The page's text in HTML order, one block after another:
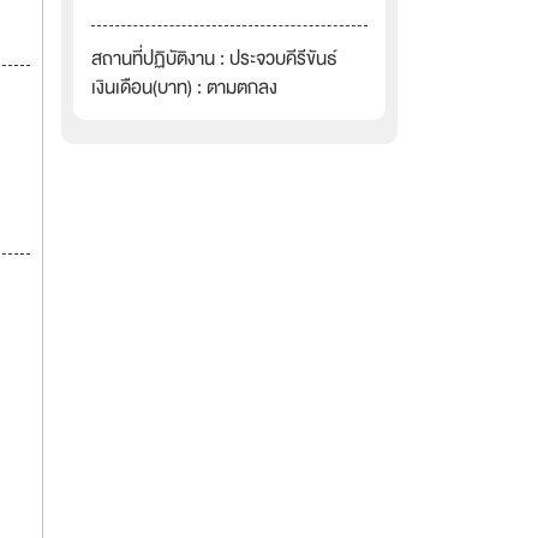
สถานที่ปฏิบัติงาน : ประจวบคีรีขันธ์
เงินเดือน(บาท) : ตามตกลง